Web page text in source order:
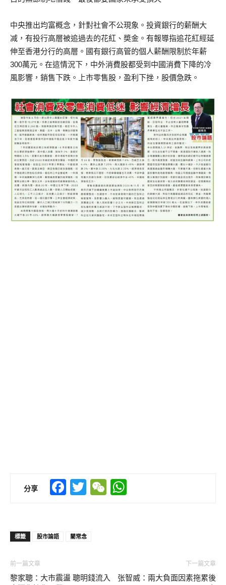
中央推出均富概念，針對社會不公現象。投資銀行的薪酬大
减，有投行高層被追過去的花紅、奬金。有報導指追花紅經延
伸至香港分行的高層。國有銀行高管的個人薪酬限制於年薪
300萬元。在這情況下，中外消費股都受到中國消費下降的冷
風影響，銷售下跌。上市零售股，盈利下挫，股價急跌。
分享 Facebook
TwitterWeChat
標籤 股市論語 藺常念
前一篇文章
黎家聰：大市震盪 聰明錢流入
下一篇文章
张智威：兩大負面因素拖累後